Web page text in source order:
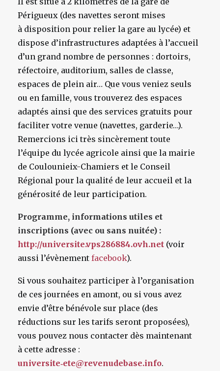
Périgueux (des navettes seront mises
à disposition pour relier la gare au lycée) et
dispose d’infrastructures adaptées à l’accueil
d’un grand nombre de personnes : dortoirs,
réfectoire, auditorium, salles de classe,
espaces de plein air… Que vous veniez seuls
ou en famille, vous trouverez des espaces
adaptés ainsi que des services gratuits pour
faciliter votre venue (navettes, garderie…).
Remercions ici très sincèrement toute
l’équipe du lycée agricole ainsi que la mairie
de Coulounieix-Chamiers et le Conseil
Régional pour la qualité de leur accueil et la
générosité de leur participation.
Programme, informations utiles et
inscriptions (avec ou sans nuitée) :
http://universite.vps286884.ovh.net (voir
aussi l’évènement facebook).
Si vous souhaitez participer à l’organisation
de ces journées en amont, ou si vous avez
envie d’être bénévole sur place (des
réductions sur les tarifs seront proposées),
vous pouvez nous contacter dès maintenant
à cette adresse :
universite‑ete@revenudebase.info.